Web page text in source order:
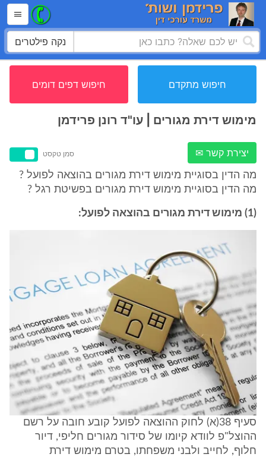
נקה פילטרים
חיפוש מתקדם חיפוש דפים דומים
מימוש דירת מגורים | עו"ד רונן פרידמן
יצירת קשר ✉ סמן טקסט
מה הדין בסוגיית מימוש דירת מגורים בהוצאה לפועל ?
מה הדין בסוגיית מימוש דירת מגורים בפשיטת רגל ?
(1) מימוש דירת מגורים בהוצאה לפועל:
סעיף 38(א) לחוק ההוצאה לפועל קובע חובה על רשם
ההוצל"פ לוודא קיומו של סידור מגורים חליפי, דיור
חלוף, לחייב ולבני משפחתו, בטרם מימוש דירת